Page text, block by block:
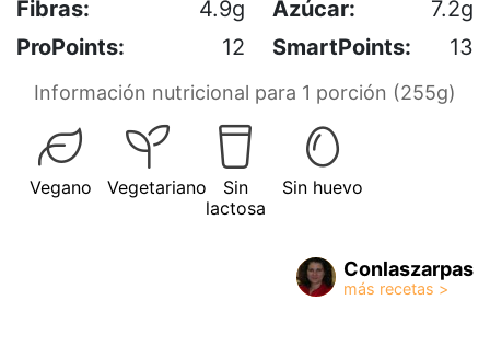
Fibras:
4.9g Azúcar:
7.2g
ProPoints:
12 SmartPoints: 13
Información nutricional para 1 porción (255g)
Vegano Vegetariano
Sin
lactosa
Sin huevo
Conlaszarpas